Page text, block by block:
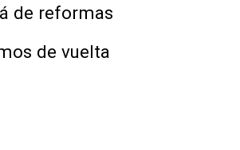
de reformas
de vuelta